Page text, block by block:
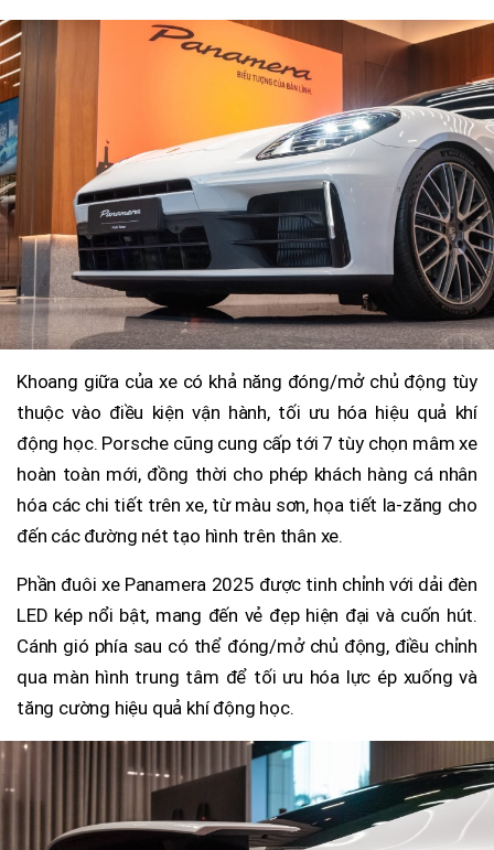
Khoang giữa của xe có khả năng đóng/mở chủ động tùy
thuộc vào điều kiện vận hành, tối ưu hóa hiệu quả khí
động học. Porsche cũng cung cấp tới 7 tùy chọn mâm xe
hoàn toàn mới, đồng thời cho phép khách hàng cá nhân
hóa các chi tiết trên xe, từ màu sơn, họa tiết la-zăng cho
đến các đường nét tạo hình trên thân xe.
Phần đuôi xe Panamera 2025 được tinh chỉnh với dải đèn
LED kép nổi bật, mang đến vẻ đẹp hiện đại và cuốn hút.
Cánh gió phía sau có thể đóng/mở chủ động, điều chỉnh
qua màn hình trung tâm để tối ưu hóa lực ép xuống và
tăng cường hiệu quả khí động học.